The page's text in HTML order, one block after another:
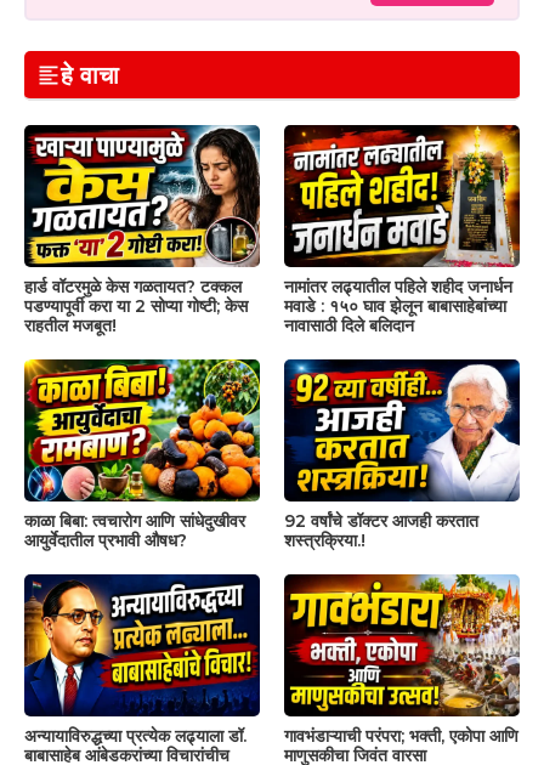
हे वाचा
हार्ड वॉटरमुळे केस गळतायत? टक्कल
पडण्यापूर्वी करा या 2 सोप्या गोष्टी; केस
राहतील मजबूत!
नामांतर लढ्यातील पहिले शहीद जनार्धन
मवाडे : १५० घाव झेलून बाबासाहेबांच्या
नावासाठी दिले बलिदान
काळा बिबा: त्वचारोग आणि सांधेदुखीवर
आयुर्वेदातील प्रभावी औषध?
92 वर्षांचे डॉक्टर आजही करतात
शस्त्रक्रिया.!
अन्यायाविरुद्धच्या प्रत्येक लढ्याला डॉ.
बाबासाहेब आंबेडकरांच्या विचारांचीच
गावभंडाऱ्याची परंपरा; भक्ती, एकोपा आणि
माणुसकीचा जिवंत वारसा